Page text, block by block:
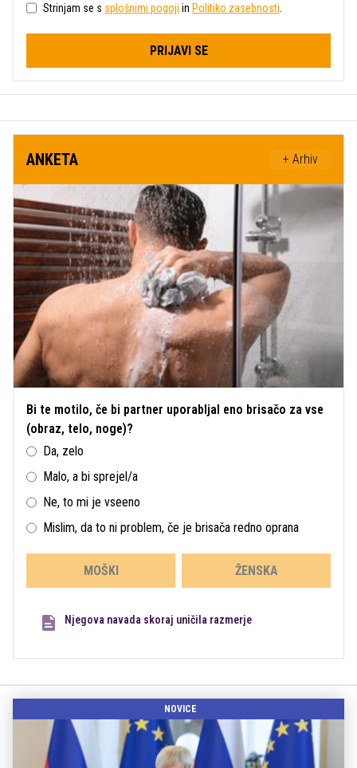
Strinjam se s splošnimi pogoji in Politiko zasebnosti
PRIJAVI SE
ANKETA + Arhiv
Bi te motilo, če bi partner uporabljal eno brisačo za vse
(obraz, telo, noge)?
Da, zelo
Malo, a bi sprejel/a
Ne, to mi je vseeno
Mislim, da to ni problem, če je brisača redno oprana
MOŠKI ŽENSKA
Njegova navada skoraj uničila razmerje
NOVICE